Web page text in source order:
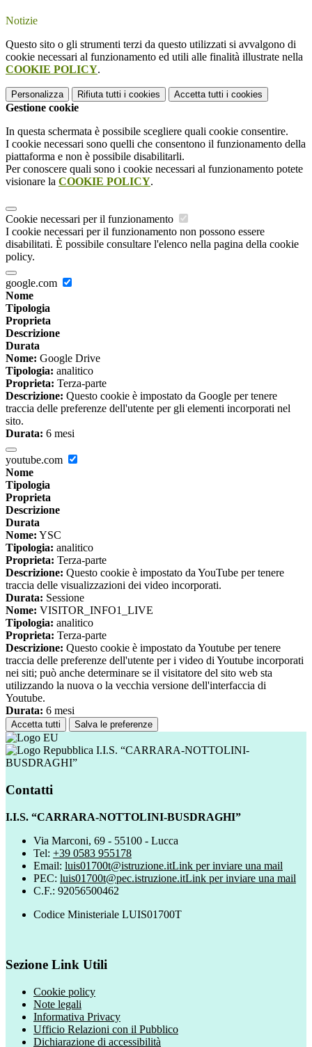
Notizie
Questo sito o gli strumenti terzi da questo utilizzati si avvalgono di
cookie necessari al funzionamento ed utili alle finalità illustrate nella
COOKIE POLICY.
Personalizza Rifiuta tutti i cookies Accetta tutti i cookies
Gestione cookie
In questa schermata è possibile scegliere quali cookie consentire.
I cookie necessari sono quelli che consentono il funzionamento della
piattaforma e non è possibile disabilitarli.
Per conoscere quali sono i cookie necessari al funzionamento potete
visionare la COOKIE POLICY.
Cookie necessari per il funzionamento
I cookie necessari per il funzionamento non possono essere
disabilitati. È possibile consultare l'elenco nella pagina della cookie
policy.
google.com
Nome
Tipologia
Proprieta
Descrizione
Durata
Nome: Google Drive
Tipologia: analitico
Proprieta: Terza-parte
Descrizione: Questo cookie è impostato da Google per tenere
traccia delle preferenze dell'utente per gli elementi incorporati nel
sito.
Durata: 6 mesi
youtube.com
Nome
Tipologia
Proprieta
Descrizione
Durata
Nome: YSC
Tipologia: analitico
Proprieta: Terza-parte
Descrizione: Questo cookie è impostato da YouTube per tenere
traccia delle visualizzazioni dei video incorporati.
Durata: Sessione
Nome: VISITOR_INFO1_LIVE
Tipologia: analitico
Proprieta: Terza-parte
Descrizione: Questo cookie è impostato da Youtube per tenere
traccia delle preferenze dell'utente per i video di Youtube incorporati
nei siti; può anche determinare se il visitatore del sito web sta
utilizzando la nuova o la vecchia versione dell'interfaccia di
Youtube.
Durata: 6 mesi
Accetta tutti Salva le preferenze
I.I.S. “CARRARA-NOTTOLINI-
BUSDRAGHI”
Contatti
I.I.S. “CARRARA-NOTTOLINI-BUSDRAGHI”
Via Marconi, 69 - 55100 - Lucca
Tel: +39 0583 955178
Email: luis01700t@istruzione.itLink per inviare una mail
PEC: luis01700t@pec.istruzione.itLink per inviare una mail
C.F.: 92056500462
Codice Ministeriale LUIS01700T
Sezione Link Utili
Cookie policy
Note legali
Informativa Privacy
Ufficio Relazioni con il Pubblico
Dichiarazione di accessibilità